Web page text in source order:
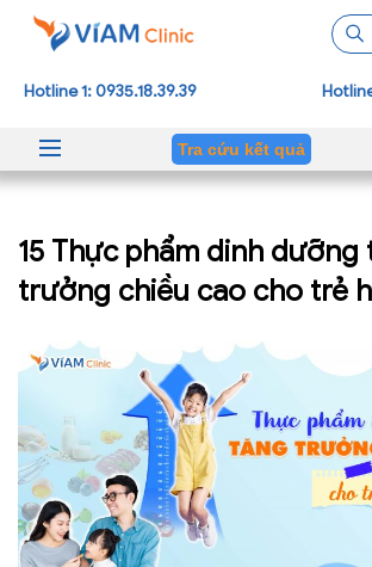
ì
h
Hotline 1: 0935.18.39.39
Tra cứu kết quả
15 Thực phẩm dinh dưỡng
trưởng chiều cao cho trẻ